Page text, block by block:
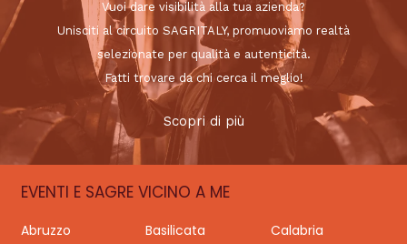
Vuoi dare visibilità alla tua azienda?
Unisciti al circuito SAGRITALY, promuoviamo realtà
selezionate per qualità e autenticità.
Fatti trovare da chi cerca il meglio!
Scopri di più
EVENTI E SAGRE VICINO A ME
Abruzzo Basilicata
Calabria